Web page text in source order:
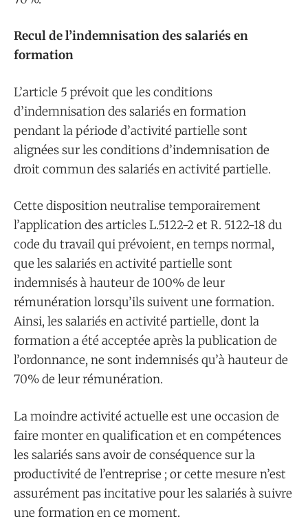
Recul de l’indemnisation des salariés en
formation
L’article 5 prévoit que les conditions
d’indemnisation des salariés en formation
pendant la période d’activité partielle sont
alignées sur les conditions d’indemnisation de
droit commun des salariés en activité partielle.
Cette disposition neutralise temporairement
l’application des articles L.5122-2 et R. 5122-18 du
code du travail qui prévoient, en temps normal,
que les salariés en activité partielle sont
indemnisés à hauteur de 100% de leur
rémunération lorsqu’ils suivent une formation.
Ainsi, les salariés en activité partielle, dont la
formation a été acceptée après la publication de
l’ordonnance, ne sont indemnisés qu’à hauteur de
70% de leur rémunération.
La moindre activité actuelle est une occasion de
faire monter en qualification et en compétences
les salariés sans avoir de conséquence sur la
productivité de l’entreprise ; or cette mesure n’est
assurément pas incitative pour les salariés à suivre
une formation en ce moment.